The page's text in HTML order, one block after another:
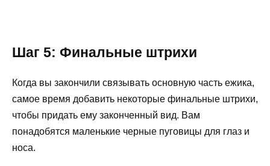
Шаг 5: Финальные штрихи
Когда вы закончили связывать основную часть ежика,
самое время добавить некоторые финальные штрихи,
чтобы придать ему законченный вид. Вам
понадобятся маленькие черные пуговицы для глаз и
носа.